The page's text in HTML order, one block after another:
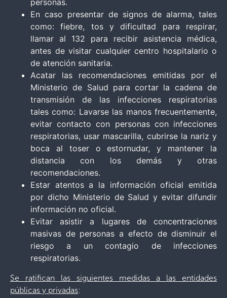
En caso presentar de signos de alarma, tales
como: fiebre, tos y dificultad para respirar,
llamar al 132 para recibir asistencia médica,
antes de visitar cualquier centro hospitalario o
de atención sanitaria.
Acatar las recomendaciones emitidas por el
Ministerio de Salud para cortar la cadena de
transmisión de las infecciones respiratorias
tales como: Lavarse las manos frecuentemente,
evitar contacto con personas con infecciones
respiratorias, usar mascarilla, cubrirse la nariz y
boca al toser o estornudar, y mantener la
distancia con los demás y otras
recomendaciones.
Estar atentos a la información oficial emitida
por dicho Ministerio de Salud y evitar difundir
información no oficial.
Evitar asistir a lugares de concentraciones
masivas de personas a efecto de disminuir el
riesgo a un contagio de infecciones
respiratorias.
Se ratifican las siguientes medidas a las entidades
públicas y privadas: